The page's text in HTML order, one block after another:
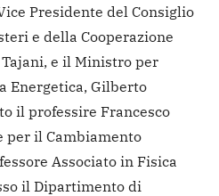
Presidente del Consiglio
e della Cooperazione
e il Ministro per
Energetica, Gilberto
il professire Francesco
per il Cambiamento
Associato in Fisica
il Dipartimento di